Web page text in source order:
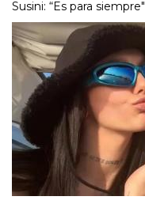
Susini: “Es para siempre"